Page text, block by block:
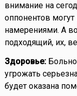
внимание на
оппонентов
намерениями. А
подходящий, их,
Здоровье:
угрожать
будет оказана